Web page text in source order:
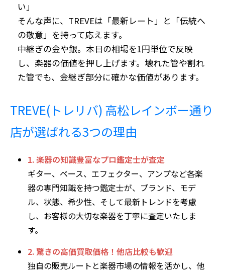
い」
そんな声に、TREVEは「最新レート」と「伝統へ
の敬意」を持って応えます。
中継ぎの金や銀。本日の相場を1円単位で反映
し、楽器の価値を押し上げます。壊れた管や割れ
た管でも、金継ぎ部分に確かな価値があります。
TREVE(トレリバ) 高松レインボー通り
店が選ばれる3つの理由
1. 楽器の知識豊富なプロ鑑定士が査定
ギター、ベース、エフェクター、アンプなど各楽
器の専門知識を持つ鑑定士が、ブランド、モデ
ル、状態、希少性、そして最新トレンドを考慮
し、お客様の大切な楽器を丁寧に査定いたしま
す。
2. 驚きの高価買取価格！他店比較も歓迎
独自の販売ルートと楽器市場の情報を活かし、他